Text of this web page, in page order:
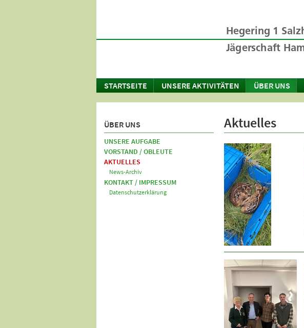
STARTSEITE UNSERE AKTIVITÄTEN ÜBER UNS
ÜBER UNS
UNSERE AUFGABE
VORSTAND / OBLEUTE
AKTUELLES
News-Archiv
KONTAKT / IMPRESSUM
Datenschutzerklärung
Aktuelles